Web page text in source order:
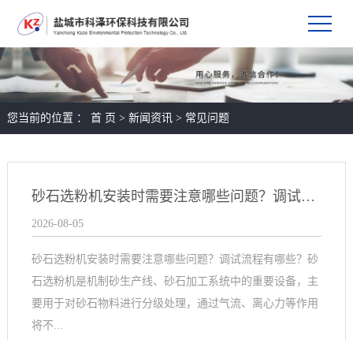
您当前的位置 ： 首 页 > 新闻资讯> 常见问题
砂石选粉机安装时需要注意哪些问题？调试流程有哪些？
2026-08-05
砂石选粉机安装时需要注意哪些问题？调试流程有哪些？砂
石选粉机是机制砂生产线、砂石加工系统中的重要设备，主
要用于对砂石物料进行分级处理，通过气流、离心力等作用
将不...